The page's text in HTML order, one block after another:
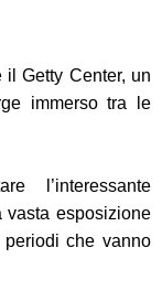
Getty Center, un
immerso tra le
l’interessante
vasta esposizione
periodi che vanno